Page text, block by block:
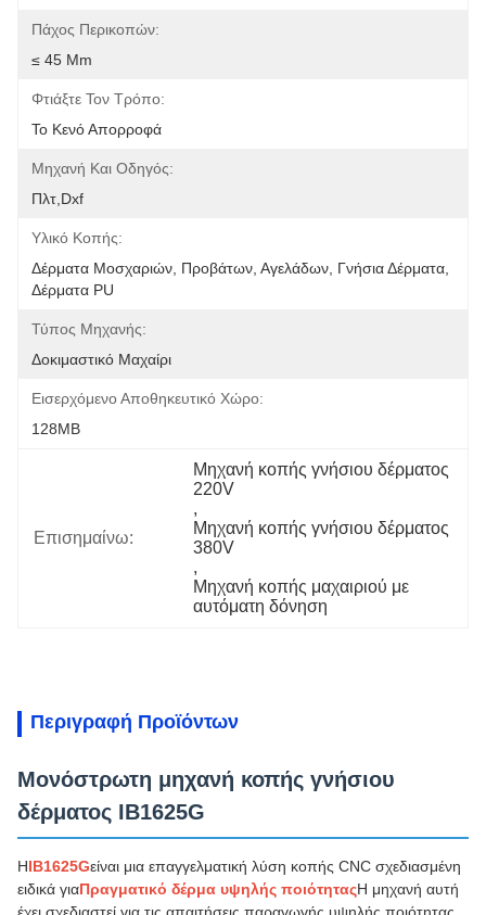
Πάχος Περικοπών:
≤ 45 Mm
Φτιάξτε Τον Τρόπο:
Το Κενό Απορροφά
Μηχανή Και Οδηγός:
Πλτ,Dxf
Υλικό Κοπής:
Δέρματα Μοσχαριών, Προβάτων, Αγελάδων, Γνήσια Δέρματα,
Δέρματα PU
Τύπος Μηχανής:
Δοκιμαστικό Μαχαίρι
Εισερχόμενο Αποθηκευτικό Χώρο:
128MB
Επισημαίνω:
Μηχανή κοπής γνήσιου δέρματος
220V
,
Μηχανή κοπής γνήσιου δέρματος
380V
,
Μηχανή κοπής μαχαιριού με
αυτόματη δόνηση
Περιγραφή Προϊόντων
Μονόστρωτη μηχανή κοπής γνήσιου
δέρματος IB1625G
ΗIB1625Gείναι μια επαγγελματική λύση κοπής CNC σχεδιασμένη
ειδικά γιαΠραγματικό δέρμα υψηλής ποιότηταςΗ μηχανή αυτή